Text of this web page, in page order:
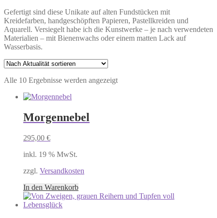
Gefertigt sind diese Unikate auf alten Fundstücken mit
Kreidefarben, handgeschöpften Papieren, Pastellkreiden und
Aquarell. Versiegelt habe ich die Kunstwerke – je nach verwendeten
Materialien – mit Bienenwachs oder einem matten Lack auf
Wasserbasis.
Alle 10 Ergebnisse werden angezeigtNach
Morgennebel
295,00 €
inkl. 19 % MwSt.
zzgl. Versandkosten
In den Warenkorb